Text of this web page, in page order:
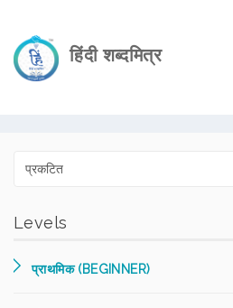
हिंदी शब्दमित्र
Levels
प्राथमिक (BEGINNER)